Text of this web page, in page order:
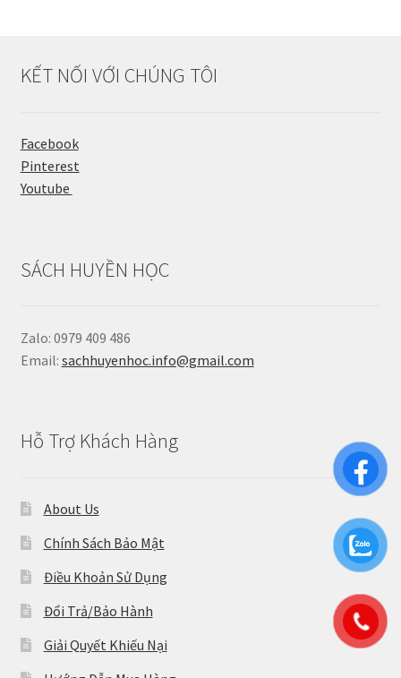
KẾT NỐI VỚI CHÚNG TÔI
Facebook
Pinterest
Youtube
SÁCH HUYỀN HỌC
Zalo: 0979 409 486
Email: sachhuyenhoc.info@gmail.com
Hỗ Trợ Khách Hàng
About Us
Chính Sách Bảo Mật
Điều Khoản Sử Dụng
Đổi Trả/Bảo Hành
Giải Quyết Khiếu Nại